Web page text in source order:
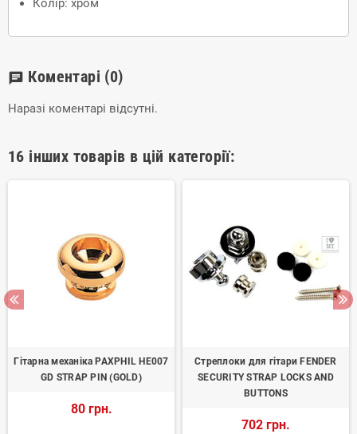
Колір: хром
chat Коментарі (0)
Наразі коментарі відсутні.
16 інших товарів в цій категорії:
Гітарна механіка PAXPHIL HE007
GD STRAP PIN (GOLD)
80 грн.
Стреплоки для гітари FENDER
SECURITY STRAP LOCKS AND
BUTTONS
702 грн.